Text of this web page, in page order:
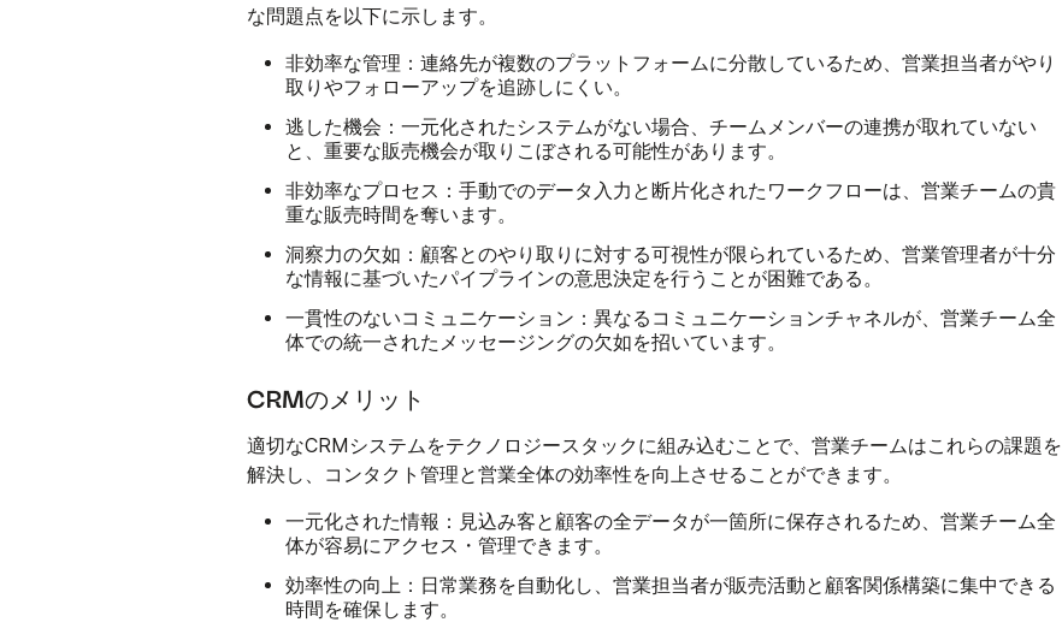
な問題点を以下に示します。
非効率な管理：連絡先が複数のプラットフォームに分散しているため、営業担当者がやり
取りやフォローアップを追跡しにくい。
逃した機会：一元化されたシステムがない場合、チームメンバーの連携が取れていない
と、重要な販売機会が取りこぼされる可能性があります。
非効率なプロセス：手動でのデータ入力と断片化されたワークフローは、営業チームの貴
重な販売時間を奪います。
洞察力の欠如： 顧客とのやり取りに対する可視性が限られているため、営業管理者が十分
な情報に基づいたパイプラインの意思決定を行うことが困難である。
一貫性のないコミュニケーション：異なるコミュニケーションチャネルが、営業チーム全
体での統一されたメッセージングの欠如を招いています。
CRMのメリット
適切なCRMシステムをテクノロジースタックに組み込むことで、営業チームはこれらの課題を
解決し、コンタクト管理と営業全体の効率性を向上させることができます。
一元化された情報： 見込み客と顧客の全データが一箇所に保存されるため、営業チーム全
体が容易にアクセス・管理できます。
効率性の向上： 日常業務を自動化し、営業担当者が販売活動と顧客関係構築に集中できる
時間を確保します。